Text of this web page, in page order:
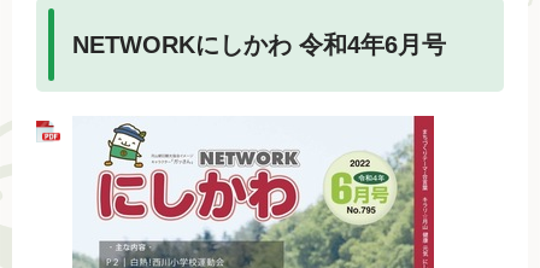
NETWORKにしかわ 令和4年6月号